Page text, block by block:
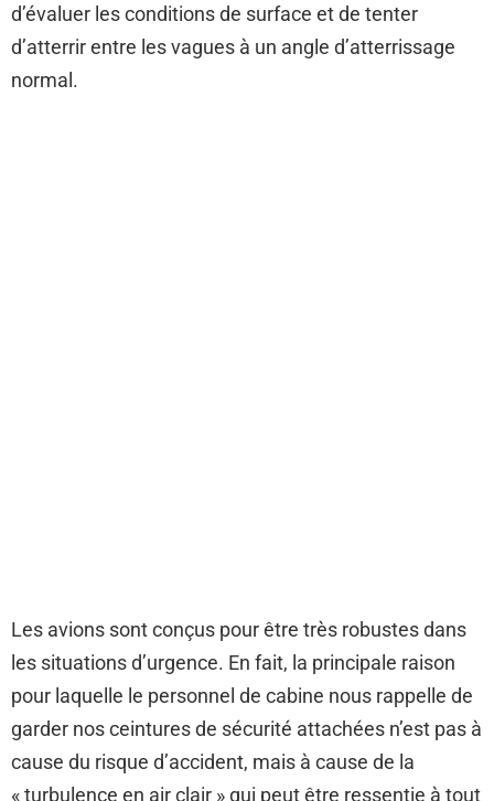
d’évaluer les conditions de surface et de tenter
d’atterrir entre les vagues à un angle d’atterrissage
normal.
Les avions sont conçus pour être très robustes dans
les situations d’urgence. En fait, la principale raison
pour laquelle le personnel de cabine nous rappelle de
garder nos ceintures de sécurité attachées n’est pas à
cause du risque d’accident, mais à cause de la
« turbulence en air clair » qui peut être ressentie à tout